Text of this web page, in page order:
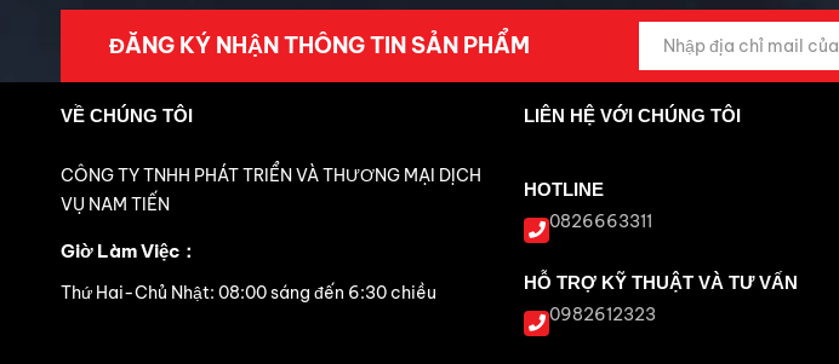
ĐĂNG KÝ NHẬN THÔNG TIN SẢN PHẨM
VỀ CHÚNG TÔI
CÔNG TY TNHH PHÁT TRIỂN VÀ THƯƠNG MẠI DỊCH
VỤ NAM TIẾN
Giờ Làm Việc：
Thứ Hai-Chủ Nhật: 08:00 sáng đến 6:30 chiều
LIÊN HỆ VỚI CHÚNG TÔI
HOTLINE
0826663311
HỖ TRỢ KỸ THUẬT VÀ TƯ VẤN
0982612323